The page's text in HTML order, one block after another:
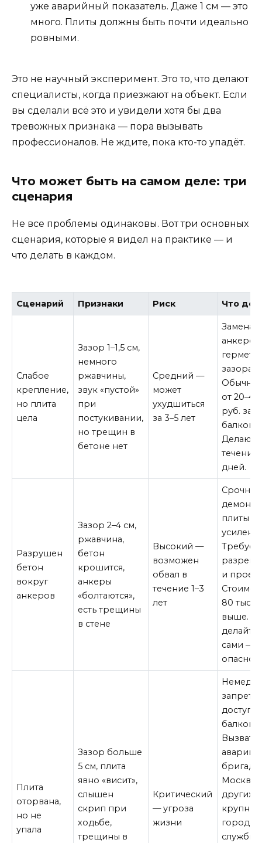
уже аварийный показатель. Даже 1 см — это
много. Плиты должны быть почти идеально
ровными.
Это не научный эксперимент. Это то, что делают
специалисты, когда приезжают на объект. Если
вы сделали всё это и увидели хотя бы два
тревожных признака — пора вызывать
профессионалов. Не ждите, пока кто-то упадёт.
Что может быть на самом деле: три
сценария
Не все проблемы одинаковы. Вот три основных
сценария, которые я видел на практике — и
что делать в каждом.
Сценарий Признаки Риск Что
Слабое
крепление,
но плита
цела
Зазор 1–1,5 см,
немного
ржавчины,
звук «пустой»
при
постукивании,
но трещин в
бетоне нет
Средний —
может
ухудшиться
за 3–5 лет
Замена
анкеров
зазора.
Обычно
от 20–40
руб. за
балкон.
Делают
течение
дней.
Разрушен
бетон
вокруг
анкеров
Зазор 2–4 см,
ржавчина,
бетон
крошится,
анкеры
«болтаются»,
есть трещины
в стене
Высокий —
возможен
обвал в
течение 1–3
лет
плиты +
и
80 тыс.
выше.
делайте
сами —
опасно.
Плита
оторвана,
но не
упала
Зазор больше
5 см, плита
явно «висит»,
слышен
скрип при
ходьбе,
трещины в
Критический
— угроза
жизни
доступ к
балкону.
Вызвать
Москве
других
крупных
городах
службы,